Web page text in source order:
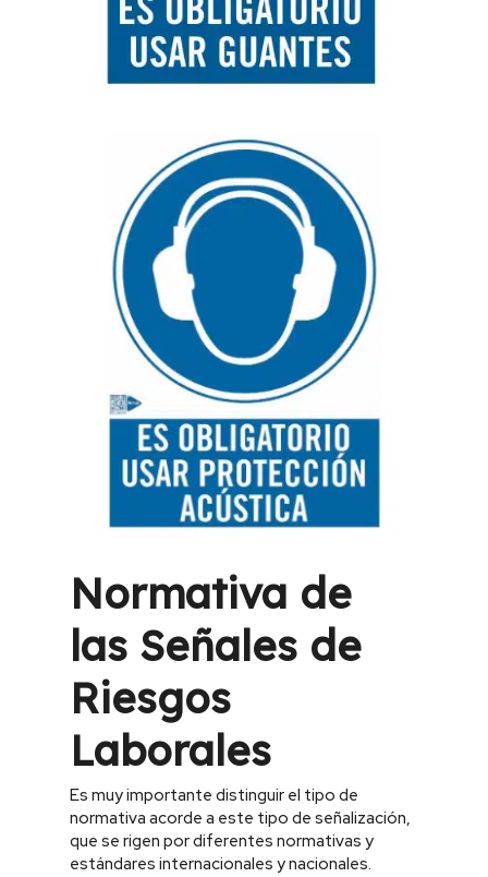
Normativa de
las Señales de
Riesgos
Laborales
Es muy importante distinguir el tipo de
normativa acorde a este tipo de señalización,
que se rigen por diferentes normativas y
estándares internacionales y nacionales.